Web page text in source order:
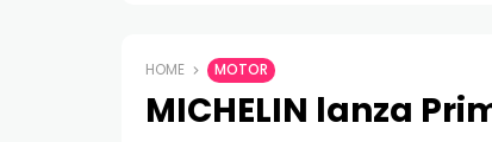
HOME MOTOR
MICHELIN lanza